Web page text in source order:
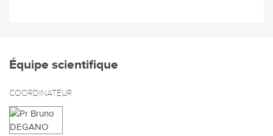
Équipe scientifique
COORDINATEUR